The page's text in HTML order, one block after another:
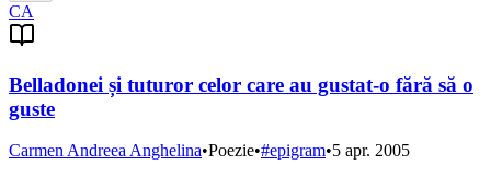
CA
Belladonei și tuturor celor care au gustat-o fără să o
guste
Carmen Andreea Anghelina•Poezie•#epigram•5 apr. 2005